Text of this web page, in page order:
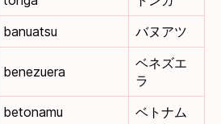
banuatsu バヌアツ
benezuera
ベネズエ
ラ
betonamu
ベトナム